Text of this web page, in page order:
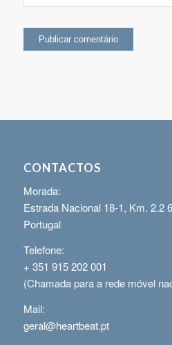
CONTACTOS
Morada:
Estrada Nacional 18-1, Km. 2.2
Portugal
Telefone:
+ 351 915 202 001
(Chamada para a rede móvel
Mail:
geral@heartbeat.pt